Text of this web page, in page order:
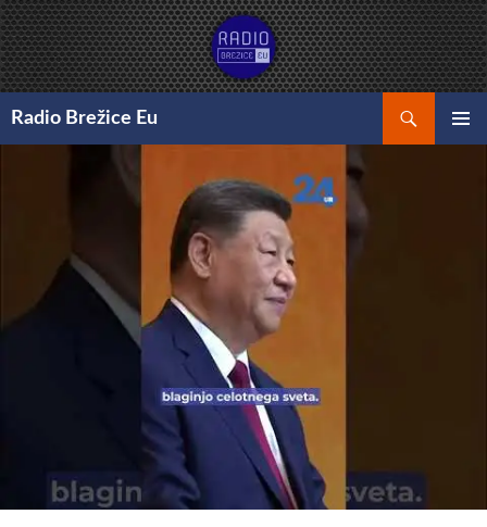
Preskoči
na
vsebino
Radio Brežice Eu